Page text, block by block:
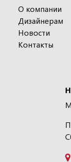
О компании
Дизайнерам
Новости
Контакты